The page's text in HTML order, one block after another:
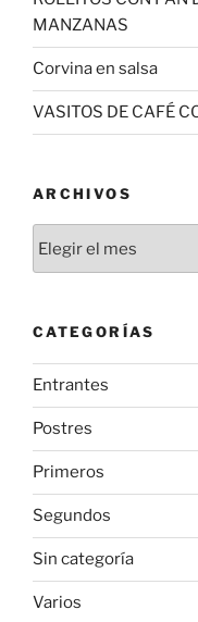
MANZANAS
Corvina en salsa
VASITOS DE CAFÉ
ARCHIVOS
CATEGORÍAS
Entrantes
Postres
Primeros
Segundos
Sin categoría
Varios